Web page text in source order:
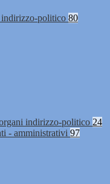
politico 80
indirizzo-politico 24
- amministrativi 97